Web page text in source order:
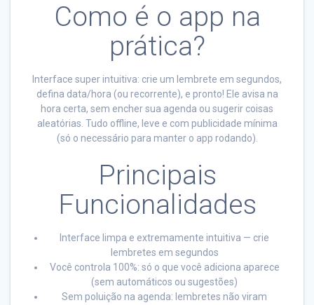
Como é o app na
prática?
Interface super intuitiva: crie um lembrete em segundos,
defina data/hora (ou recorrente), e pronto! Ele avisa na
hora certa, sem encher sua agenda ou sugerir coisas
aleatórias. Tudo offline, leve e com publicidade mínima
(só o necessário para manter o app rodando).
Principais
Funcionalidades
Interface limpa e extremamente intuitiva — crie
lembretes em segundos
Você controla 100%: só o que você adiciona aparece
(sem automáticos ou sugestões)
Sem poluição na agenda: lembretes não viram